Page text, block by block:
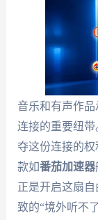
音乐和有声作
连接的重要纽
夺这份连接的
款如番茄加速器
正是开启这扇
致的“境外听不